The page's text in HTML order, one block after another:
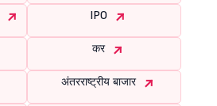
IPO
कर
अंतरराष्ट्रीय बाजार